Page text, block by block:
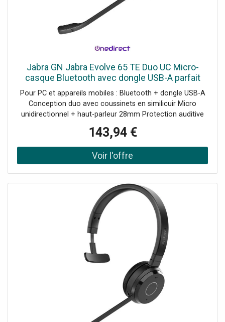
Jabra GN Jabra Evolve 65 TE Duo UC Micro-
casque Bluetooth avec dongle USB-A parfait
pour les appels quotidiens et l'écoute de
musique.
Pour PC et appareils mobiles : Bluetooth + dongle USB-A
Conception duo avec coussinets en similicuir Micro
unidirectionnel + haut-parleur 28mm Protection auditive
Jabra SafeTone Technologie Bluetooth : 5.2 Busylight
intégrée Autonomie en appel : jusqu'à 16h UC : Compatible
avec toutes les plateformes
143,94 €